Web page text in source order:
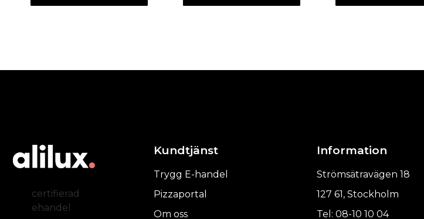
certifierad
ehandel
Kundtjänst
Trygg E-handel
Pizzaportal
Om oss
Information
Strömsätravägen 18
127 61, Stockholm
Tel: 08-10 10 04